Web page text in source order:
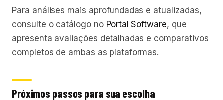
Para análises mais aprofundadas e atualizadas,
consulte o catálogo no Portal Software, que
apresenta avaliações detalhadas e comparativos
completos de ambas as plataformas.
Próximos passos para sua escolha